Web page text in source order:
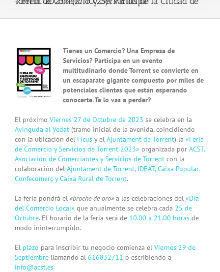
View
Larger
Tienes un Comercio? Una Empresa de
Servicios? Participa en un evento
multitudinario donde Torrent se convierte en
un escaparate gigante compuesto por miles de
potenciales clientes que están esperando
conocerte. Te lo vas a perder?
El próximo Viernes 27 de Octubre de 2023 se celebra en la
Avinguda al Vedat (tramo inicial de la avenida, coincidiendo
con la ubicación del Ficus y el Ajuntament de Torrent) la «Feria
de Comercio y Servicios de Torrent 2023» organizada por ACST.
Asociación de Comerciantes y Servicios de Torrent con la
colaboración del Ajuntament de Torrent, IDEAT, Caixa Popular,
Confecomerç y Caixa Rural de Torrent.
La feria pondrá el «broche de oro»a las celebraciones del «Día
del Comercio Local» que anualmente se celebra cada 25 de
Octubre. El horario de la feria será de 10.00 a 21.00 horas de
modo ininterrumpido.
El plazo para inscribir tu negocio comienza el Viernes 29 de
Septiembre llamando al 616832711 o escribiendo a
info@acst.es